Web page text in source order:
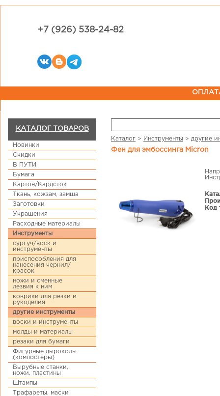
+7 (926) 538-24-82
КАТАЛОГ ТОВАРОВ
Новинки
Скидки
В ПУТИ
Бумага
Картон/Кардсток
Ткань, кожзам, замша
Заготовки
Украшения
Расходные материалы
Инструменты
сургуч/воск и
инструменты
приспособления для
нанесения чернил/
красок
ножи и сменные
лезвия к ним
коврики для резки и
рукоделия
другие инструменты
воски и инструменты
молды и материалы
резаки для бумаги
Фигурные дыроколы
(компостеры)
Вырубные станки,
ножи, пластины
Штампы
Трафареты, маски
Каталог > Инструменты > другие
Фен для эмбоссинга Micron
Код